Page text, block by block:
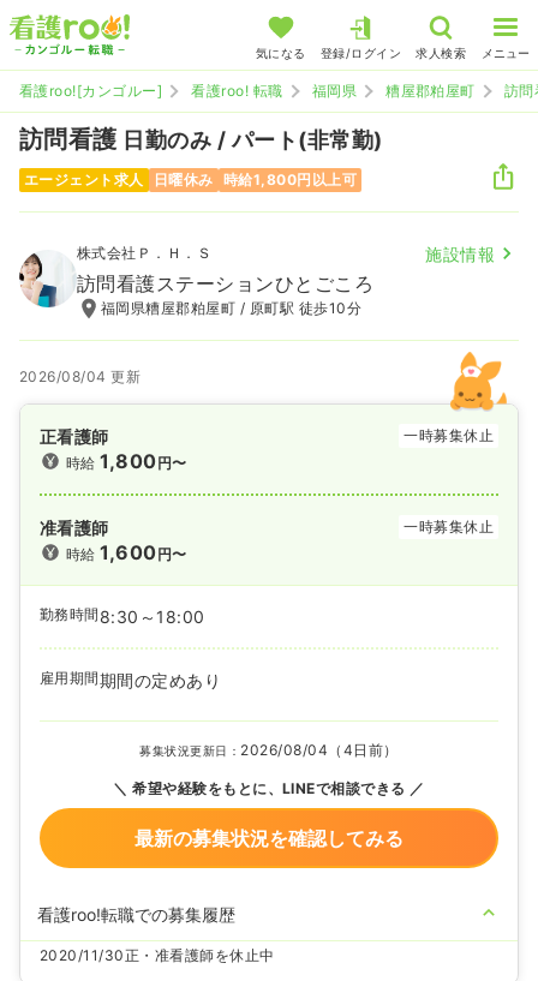
気になる 登録/ログイン 求人検索 メニュー
看護roo![カンゴルー] 看護roo! 転職 福岡県 糟屋郡粕屋町 訪問
訪問看護 日勤のみ / パート(非常勤)
エージェント求人 日曜休み 時給1,800円以上可
株式会社Ｐ．Ｈ．Ｓ 施設情報
訪問看護ステーションひとごころ
福岡県糟屋郡粕屋町 / 原町駅 徒歩10分
2026/08/04 更新
正看護師
一時募集休止
時給1,800円〜
准看護師
一時募集休止
時給1,600円〜
勤務時間 8:30～18:00
雇用期間期間の定めあり
募集状況更新日： 2026/08/04（4日前）
希望や経験をもとに、LINEで相談できる
最新の募集状況を確認してみる
看護roo!転職での募集履歴
2020/11/30正・准看護師を休止中